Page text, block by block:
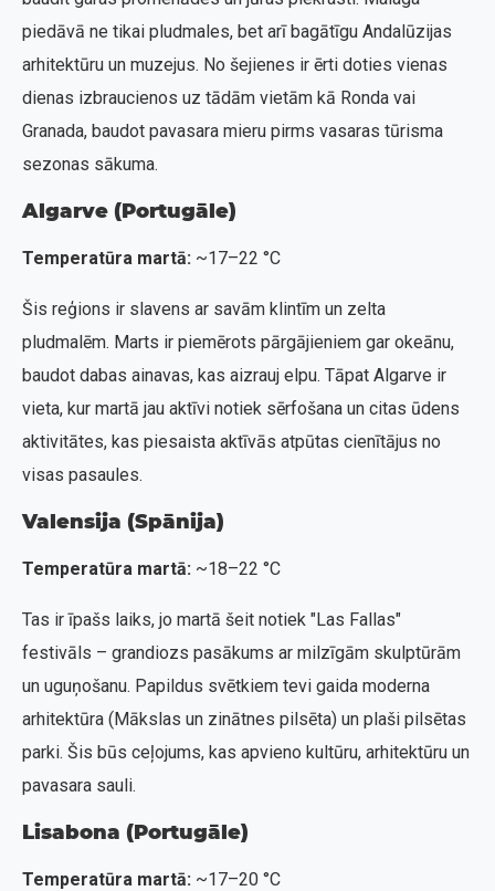
piedāvā ne tikai pludmales, bet arī bagātīgu Andalūzijas
arhitektūru un muzejus. No šejienes ir ērti doties vienas
dienas izbraucienos uz tādām vietām kā Ronda vai
Granada, baudot pavasara mieru pirms vasaras tūrisma
sezonas sākuma.
Algarve (Portugāle)
Temperatūra martā: ~17–22 °C
Šis reģions ir slavens ar savām klintīm un zelta
pludmalēm. Marts ir piemērots pārgājieniem gar okeānu,
baudot dabas ainavas, kas aizrauj elpu. Tāpat Algarve ir
vieta, kur martā jau aktīvi notiek sērfošana un citas ūdens
aktivitātes, kas piesaista aktīvās atpūtas cienītājus no
visas pasaules.
Valensija (Spānija)
Temperatūra martā: ~18–22 °C
Tas ir īpašs laiks, jo martā šeit notiek "Las Fallas"
festivāls – grandiozs pasākums ar milzīgām skulptūrām
un uguņošanu. Papildus svētkiem tevi gaida moderna
arhitektūra (Mākslas un zinātnes pilsēta) un plaši pilsētas
parki. Šis būs ceļojums, kas apvieno kultūru, arhitektūru un
pavasara sauli.
Lisabona (Portugāle)
Temperatūra martā: ~17–20 °C